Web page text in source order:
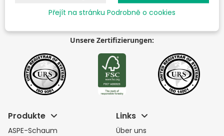
Produkte
ASPE-Schaum
Links
Über uns
Neben Schaumstoffplatten befassen wir uns auch mit
komplexen Lösungen für Verpackungsbedürfnisse.
Unsere Zertifizierungen:
Přejít na stránku Podrobně o cookies